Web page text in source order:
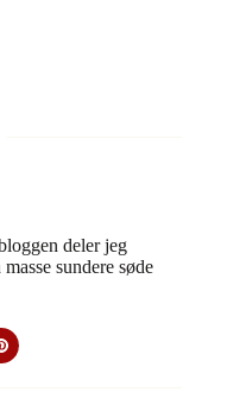
deler jeg
sundere søde